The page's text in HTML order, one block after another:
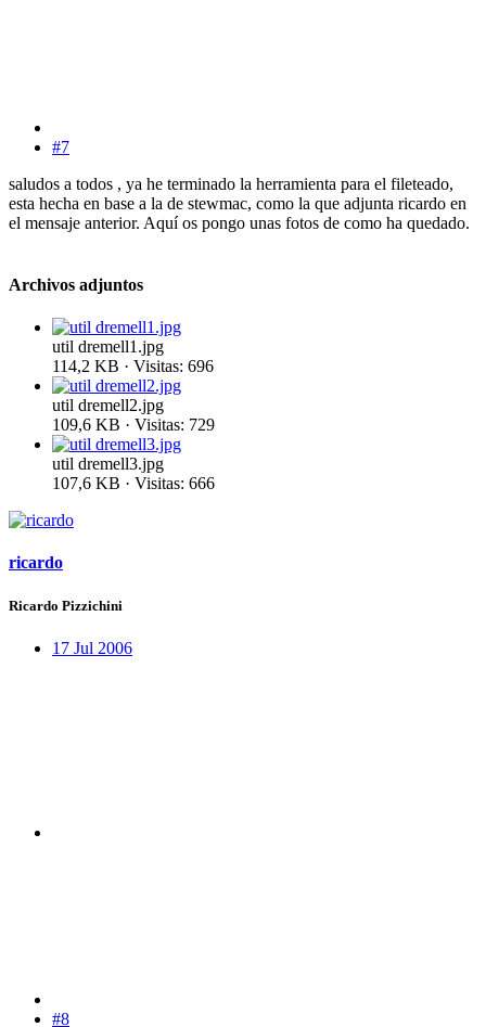
#7
saludos a todos , ya he terminado la herramienta para el fileteado,
esta hecha en base a la de stewmac, como la que adjunta ricardo en
el mensaje anterior. Aquí os pongo unas fotos de como ha quedado.
Archivos adjuntos
util dremell1.jpg
114,2 KB · Visitas: 696
util dremell2.jpg
109,6 KB · Visitas: 729
util dremell3.jpg
107,6 KB · Visitas: 666
ricardo
Ricardo Pizzichini
17 Jul 2006
#8